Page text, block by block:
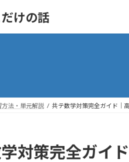
けの話
方法・単元解説 共テ数学対策完全ガイド｜
対策完全ガイ